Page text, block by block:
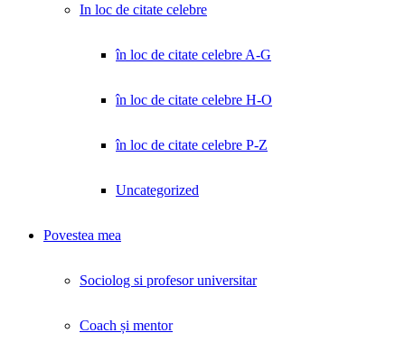
In loc de citate celebre
în loc de citate celebre A-G
în loc de citate celebre H-O
în loc de citate celebre P-Z
Uncategorized
Povestea mea
Sociolog si profesor universitar
Coach și mentor